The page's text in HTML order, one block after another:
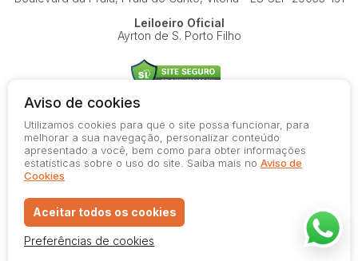
Leiloeiro Oficial
Ayrton de S. Porto Filho
© 2026-present - Todos os direitos reservados
Política de Privacidade
Termos de Uso
Aviso de cookies
Utilizamos cookies para que o site possa funcionar, para
melhorar a sua navegação, personalizar conteúdo
apresentado a você, bem como para obter informações
estatísticas sobre o uso do site. Saiba mais no Aviso de
Cookies
Aceitar todos os cookies
Preferências de cookies